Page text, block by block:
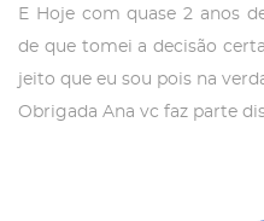
E Hoje com quase 2 anos
de que tomei a decisão
jeito que eu sou pois na
Obrigada Ana vc faz parte